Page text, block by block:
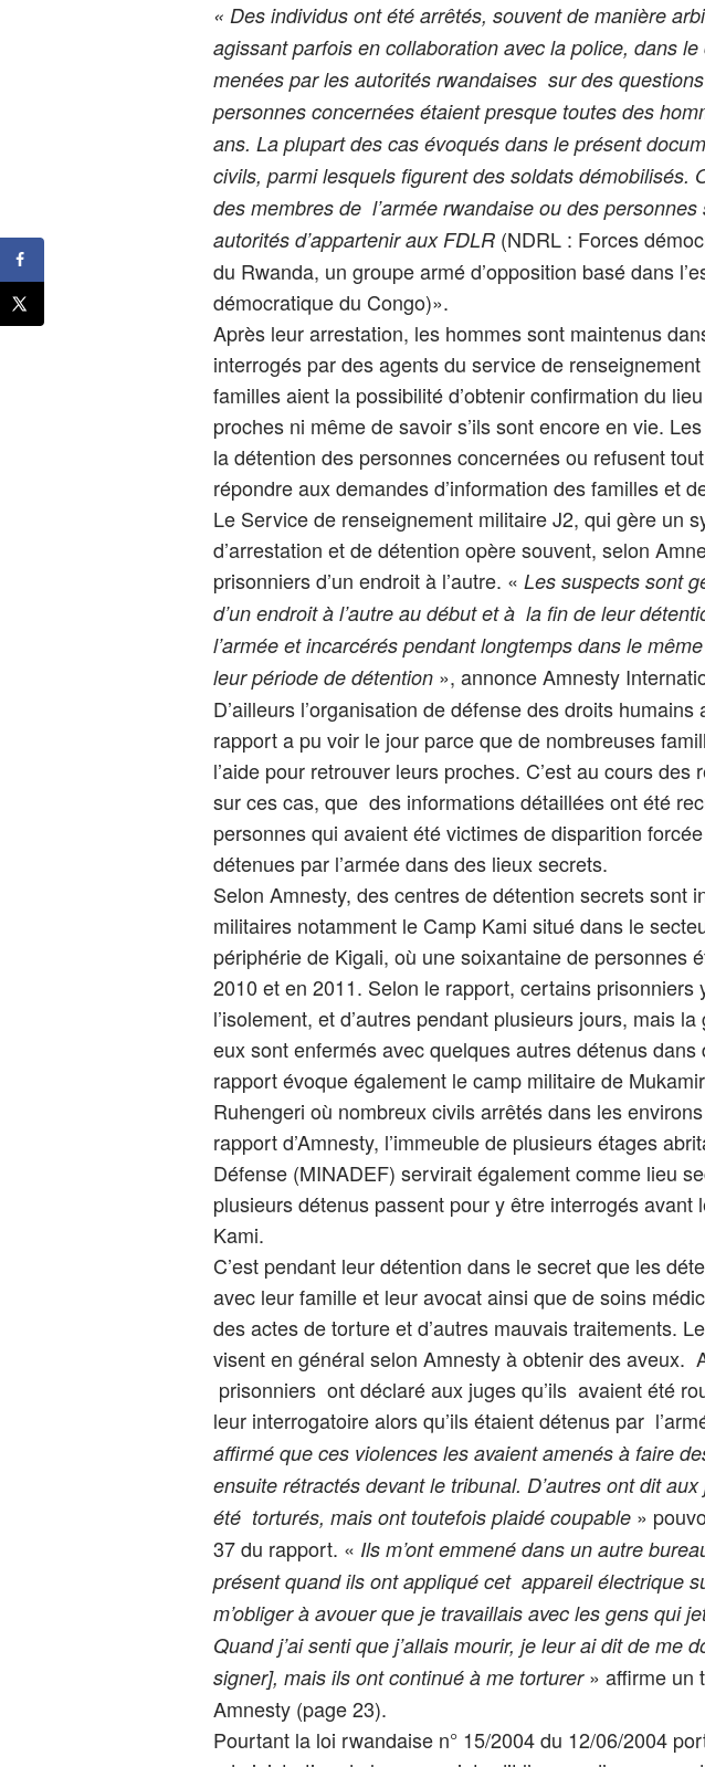
« Des individus ont été arrêtés, souvent de manière
agissant parfois en collaboration avec la police, dans
menées par les autorités rwandaises sur des
personnes concernées étaient presque toutes des
ans. La plupart des cas évoqués dans le présent
civils, parmi lesquels figurent des soldats démobilisés.
des membres de l’armée rwandaise ou des
autorités d’appartenir aux FDLR (NDRL : Forces
du Rwanda, un groupe armé d’opposition basé dans
démocratique du Congo)».
Après leur arrestation, les hommes sont maintenus
interrogés par des agents du service de
familles aient la possibilité d’obtenir confirmation du
proches ni même de savoir s’ils sont encore en vie.
la détention des personnes concernées ou refusent
répondre aux demandes d’information des familles et
Le Service de renseignement militaire J2, qui gère un
d’arrestation et de détention opère souvent, selon
prisonniers d’un endroit à l’autre. « Les suspects sont
d’un endroit à l’autre au début et à la fin de leur
l’armée et incarcérés pendant longtemps dans le
leur période de détention», annonce Amnesty
D’ailleurs l’organisation de défense des droits
rapport a pu voir le jour parce que de nombreuses
l’aide pour retrouver leurs proches. C’est au cours des
sur ces cas, que des informations détaillées ont été
personnes qui avaient été victimes de disparition
détenues par l’armée dans des lieux secrets.
Selon Amnesty, des centres de détention secrets sont
militaires notamment le Camp Kami situé dans le
périphérie de Kigali, où une soixantaine de personnes
2010 et en 2011. Selon le rapport, certains prisonniers
l’isolement, et d’autres pendant plusieurs jours, mais
eux sont enfermés avec quelques autres détenus
rapport évoque également le camp militaire de
Ruhengeri où nombreux civils arrêtés dans les
rapport d’Amnesty, l’immeuble de plusieurs étages
Défense (MINADEF) servirait également comme lieu
plusieurs détenus passent pour y être interrogés avant
Kami.
C’est pendant leur détention dans le secret que les
avec leur famille et leur avocat ainsi que de soins
des actes de torture et d’autres mauvais traitements.
visent en général selon Amnesty à obtenir des aveux.
prisonniers ont déclaré aux juges qu’ils avaient été
leur interrogatoire alors qu’ils étaient détenus par
affirmé que ces violences les avaient amenés à faire
ensuite rétractés devant le tribunal. D’autres ont dit aux
été torturés, mais ont toutefois plaidé coupable »
37 du rapport. « Ils m’ont emmené dans un autre
présent quand ils ont appliqué cet appareil électrique
m’obliger à avouer que je travaillais avec les gens qui
Quand j’ai senti que j’allais mourir, je leur ai dit de me
signer], mais ils ont continué à me torturer » affirme un
Amnesty (page 23).
Pourtant la loi rwandaise n° 15/2004 du 12/06/2004